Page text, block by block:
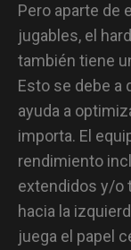
Pero aparte de
jugables, el
también tiene
Esto se debe a
ayuda a
importa. El
rendimiento
extendidos y/o
hacia la
juega el papel